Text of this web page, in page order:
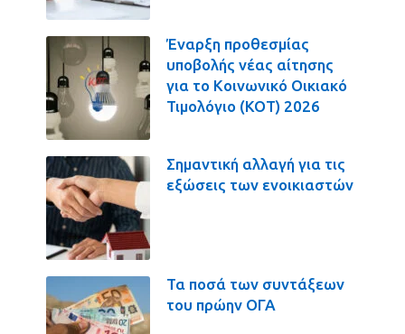
Έναρξη προθεσμίας
υποβολής νέας αίτησης
για το Κοινωνικό Οικιακό
Τιμολόγιο (ΚΟΤ) 2026
Σημαντική αλλαγή για τις
εξώσεις των ενοικιαστών
Τα ποσά των συντάξεων
του πρώην ΟΓΑ